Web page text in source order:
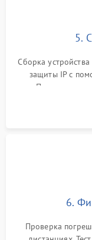
5.
Сборка
защиты IP с
Программная
абсолютно
6.
Проверка